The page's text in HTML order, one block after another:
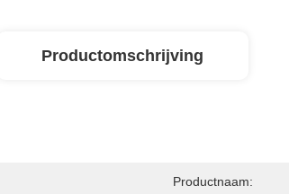
Productomschrijving
Productnaam: